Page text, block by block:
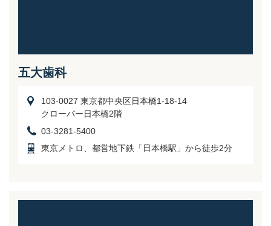
五大歯科
103-0027 東京都中央区日本橋1-18-14
クローバー日本橋2階
03-3281-5400
東京メトロ、都営地下鉄「日本橋駅」から徒歩2分